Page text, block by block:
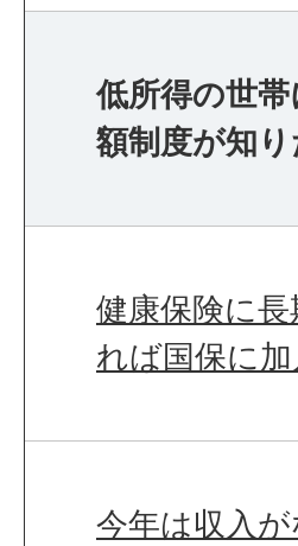
低所得の世
額制度が知り
健康保険に
れば国保に加
今年は収入